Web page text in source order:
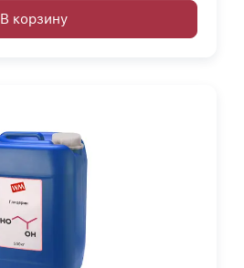
В корзину